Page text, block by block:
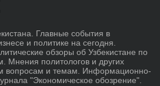
Главные события в
и политике на сегодня.
обзоры об Узбекистане по
Мнения политологов и других
вопросам и темам. Информационно-
"Экономическое обозрение".